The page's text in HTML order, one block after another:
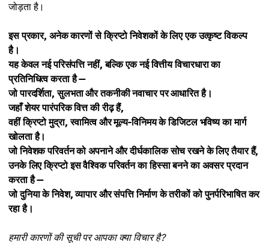
जोड़ता है।
इस प्रकार, अनेक कारणों से क्रिप्टो निवेशकों के लिए एक उत्कृष्ट विकल्प
है।
यह केवल नई परिसंपत्ति नहीं, बल्कि एक नई वित्तीय विचारधारा का
प्रतिनिधित्व करता है —
जो पारदर्शिता, सुलभता और तकनीकी नवाचार पर आधारित है।
जहाँ शेयर पारंपरिक वित्त की रीढ़ हैं,
वहीं क्रिप्टो मुद्रा, स्वामित्व और मूल्य-विनिमय के डिजिटल भविष्य का मार्ग
खोलता है।
जो निवेशक परिवर्तन को अपनाने और दीर्घकालिक सोच रखने के लिए तैयार हैं,
उनके लिए क्रिप्टो इस वैश्विक परिवर्तन का हिस्सा बनने का अवसर प्रदान
करता है —
जो दुनिया के निवेश, व्यापार और संपत्ति निर्माण के तरीकों को पुनर्परिभाषित कर
रहा है।
हमारी कारणों की सूची पर आपका क्या विचार है?